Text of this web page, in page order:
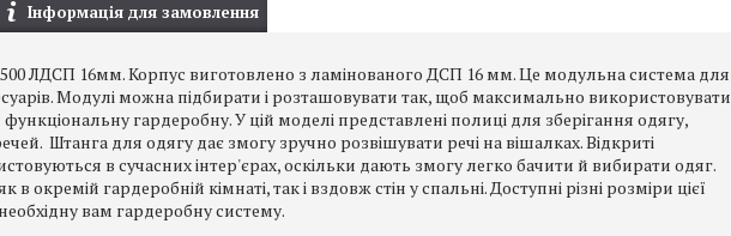
Інформація для замовлення
ЛДСП 16мм. Корпус виготовлено з ламінованого ДСП 16 мм. Це модульна система для
Модулі можна підбирати і розташовувати так, щоб максимально використовувати
гардеробну. У цій моделі представлені полиці для зберігання одягу,
Штанга для одягу дає змогу зручно розвішувати речі на вішалках. Відкриті
в сучасних інтер'єрах, оскільки дають змогу легко бачити й вибирати одяг.
окремій гардеробній кімнаті, так і вздовж стін у спальні. Доступні різні розміри цієї
вам гардеробну систему.